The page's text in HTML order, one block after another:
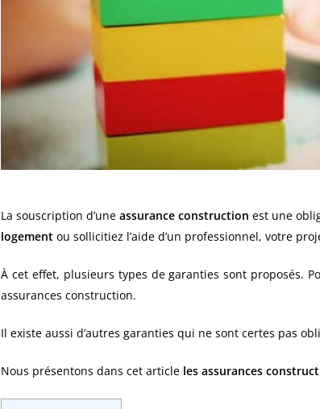
La souscription d’une assurance construction est une
logement ou sollicitiez l’aide d’un professionnel, votre
À cet effet, plusieurs types de garanties sont proposés.
assurances construction.
Il existe aussi d’autres garanties qui ne sont certes pas
Nous présentons dans cet article les assurances